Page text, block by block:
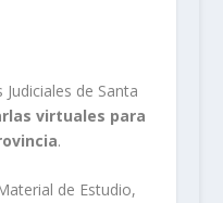
de Santa
virtuales para
.
de Estudio,